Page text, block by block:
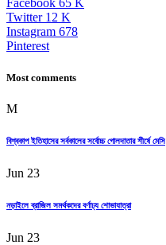
Facebook 65 K
Twitter 12 K
Instagram 678
Pinterest
Most comments
M
বিশ্বকাপ ইতিহাসের সর্বকালের সর্বোচ্চ গোলদাতার শীর্ষে মেসি
Jun 23
নড়াইলে ব্রাজিল সমর্থকদের বর্ণাঢ্য শোভাযাত্রা
Jun 23